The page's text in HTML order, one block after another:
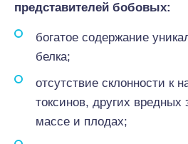
представителей бобовых:
богатое содержание
белка;
отсутствие склонности к
токсинов, других вредных
массе и плодах;